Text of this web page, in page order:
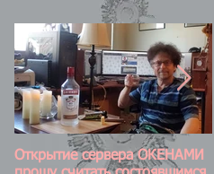
Открытие сервера ОКЕНАМИ